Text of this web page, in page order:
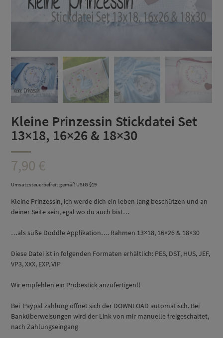
Kleine Prinzessin Stickdatei Set
13×18, 16×26 & 18×30
7,90 €
Umsatzsteuerbefreit gemäß UStG §19
Kleine Prinzessin, ich werde dich ein leben lang beschützen und an
deiner Seite sein, egal wo du auch bist…
…als süße Doddle Applikation…. Rahmen 13×18, 16×26 & 18×30
Diese Datei ist in folgenden Formaten erhältlich: PES, DST, HUS, JEF,
VP3, XXX, EXP, VIP
Wir empfehlen ein Probestick anzufertigen!!
Bei Paypal zahlung öffnet sich der DOWNLOAD automatisch. Bei
Banküberweisungen wird der Link von mir manuelle freigeschaltet,
nach Zahlungseingang